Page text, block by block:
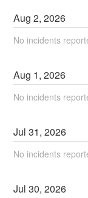
Aug2,2026
No incidents
Aug 1,2026
No incidents
Jul31,2026
No incidents
Jul30,2026